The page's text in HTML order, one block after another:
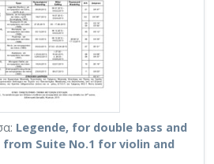
Legende, for double bass and
Suite No.1 for violin and